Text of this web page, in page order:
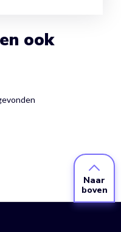
ook
Naar
boven